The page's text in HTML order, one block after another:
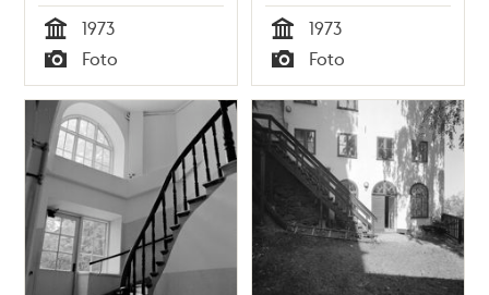
Tid
1973
Typ
Foto Tid
1973
Typ
Foto